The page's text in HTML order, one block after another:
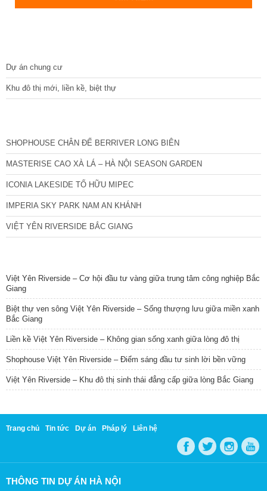
Dự án chung cư
Khu đô thị mới, liền kề, biệt thự
SHOPHOUSE CHÂN ĐẾ BERRIVER LONG BIÊN
MASTERISE CAO XÀ LÁ – HÀ NỘI SEASON GARDEN
ICONIA LAKESIDE TỐ HỮU MIPEC
IMPERIA SKY PARK NAM AN KHÁNH
VIỆT YÊN RIVERSIDE BẮC GIANG
Việt Yên Riverside – Cơ hội đầu tư vàng giữa trung tâm công nghiệp Bắc
Giang
Biệt thự ven sông Việt Yên Riverside – Sống thượng lưu giữa miền xanh
Bắc Giang
Liền kề Việt Yên Riverside – Không gian sống xanh giữa lòng đô thị
Shophouse Việt Yên Riverside – Điểm sáng đầu tư sinh lời bền vững
Việt Yên Riverside – Khu đô thị sinh thái đẳng cấp giữa lòng Bắc Giang
Trang chủ Tin tức Dự án Pháp lý Liên hệ
THÔNG TIN DỰ ÁN HÀ NỘI